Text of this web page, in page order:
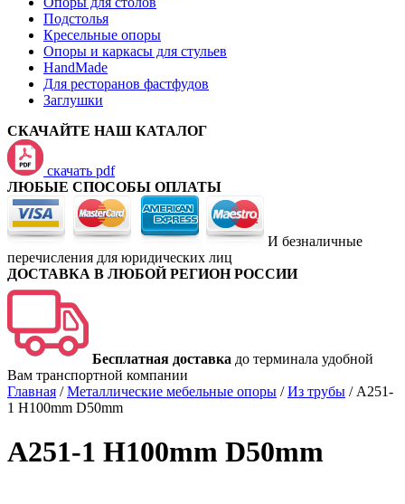
Подстолья
Кресельные опоры
Опоры и каркасы для стульев
HandMade
Для ресторанов фастфудов
Заглушки
СКАЧАЙТЕ НАШ КАТАЛОГ
скачать pdf
ЛЮБЫЕ СПОСОБЫ ОПЛАТЫ
И безналичные
перечисления для юридических лиц
ДОСТАВКА В ЛЮБОЙ РЕГИОН РОССИИ
Бесплатная доставка до терминала удобной
Вам транспортной компании
Главная /Металлические мебельные опоры /Из трубы / A251-
1 H100mm D50mm
A251-1 H100mm D50mm